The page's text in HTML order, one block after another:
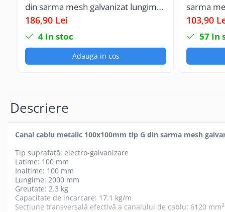
Canal cablu metalic din sarma
bergman
Prize si fise electrice
Intrerupatoarea industriale
paratrasnet
din sarma mesh galvanizat lungime
2m jgheab pentru trasee electrice
186,90 Lei
4 In stoc
Adauga in cos
sarma
jgheab
103,90
57 In
Descriere
Canal cablu metalic 100x100mm tip G din sarma mesh
Tip suprafață: electro-galvanizare
Latime: 100 mm
Inaltime: 100 mm
Lungime: 2000 mm
Greutate: 2.3 kg
Capacitate de incarcare: 17.1 kg/m
Secțiune transversală efectivă a canalului de cablu: 6120 mm2